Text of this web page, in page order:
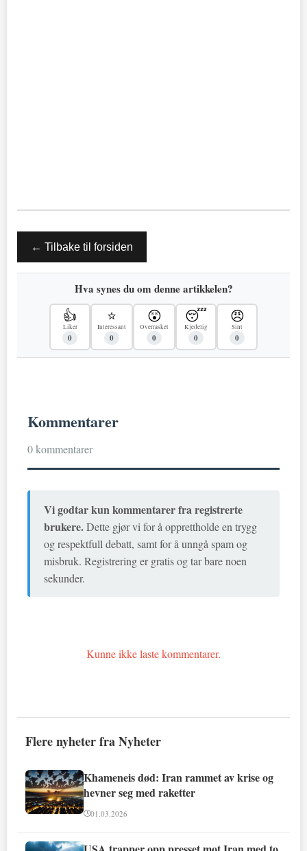
← Tilbake til forsiden
Hva synes du om denne artikkelen?
👍
Liker
0
⭐
Interessant
0
😲
Overrasket
0
😴
Kjedelig
0
😠
Sint
0
Kommentarer
0 kommentarer
Vi godtar kun kommentarer fra registrerte
brukere.Dette gjør vi for å opprettholde en trygg
og respektfull debatt, samt for å unngå spam og
misbruk. Registrering er gratis og tar bare noen
sekunder.
Kunne ikke laste kommentarer.
Flere nyheter fra Nyheter
Khameneis død: Iran rammet av krise og
hevner seg med raketter
01.03.2026